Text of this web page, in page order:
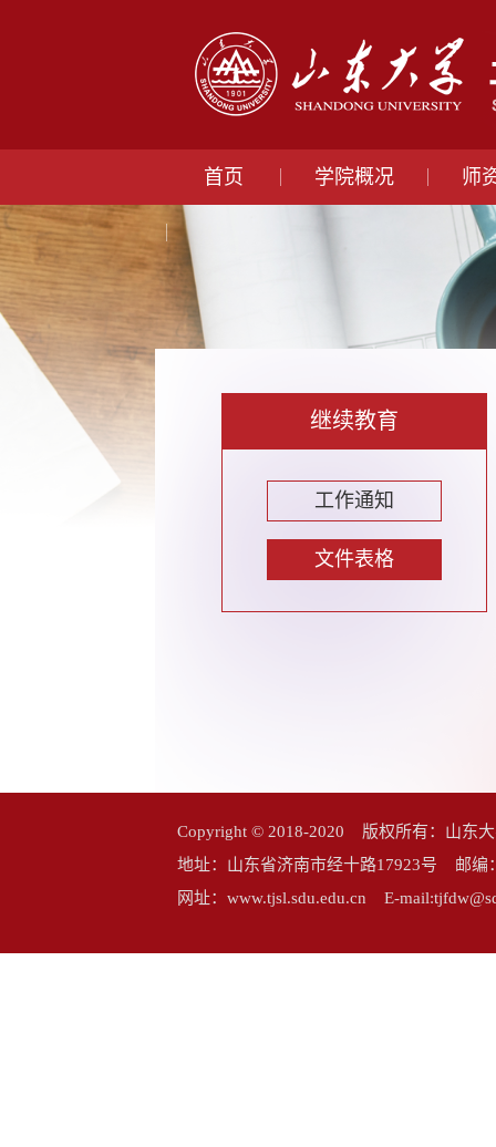
首页 学院概况 师
继续教育
工作通知
文件表格
Copyright © 2018-2020 版权所有：山东
地址：山东省济南市经十路17923号 邮
网址：www.tjsl.sdu.edu.cn E-